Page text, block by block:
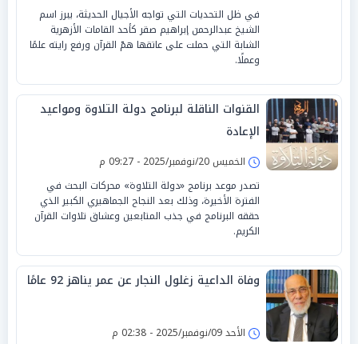
في ظل التحديات التي تواجه الأجيال الحديثة، يبرز اسم
الشيخ عبدالرحمن إبراهيم صقر كأحد القامات الأزهرية
الشابة التي حملت على عاتقها همّ القرآن ورفع رايته علمًا
وعملًا.
القنوات الناقلة لبرنامج دولة التلاوة ومواعيد
الإعادة
الخميس 20/نوفمبر/2025 - 09:27 م
تصدر موعد برنامج «دولة التلاوة» محركات البحث في
الفترة الأخيرة، وذلك بعد النجاح الجماهيري الكبير الذي
حققه البرنامج في جذب المتابعين وعشاق تلاوات القرآن
الكريم.
وفاة الداعية زغلول النجار عن عمر يناهز 92 عامًا
الأحد 09/نوفمبر/2025 - 02:38 م